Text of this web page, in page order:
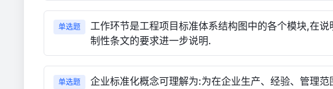
单选题
工作环节是工程项目标准体系结构图中的各个模块,在
制性条文的要求进一步说明.
单选题
企业标准化概念可理解为:为在企业生产、经验、管理